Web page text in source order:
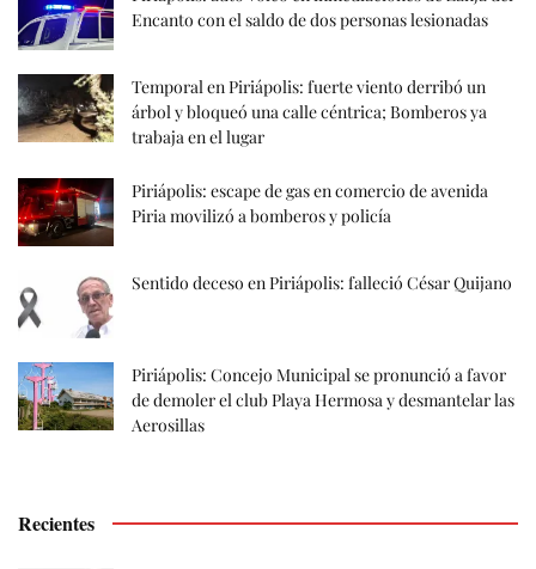
Encanto con el saldo de dos personas lesionadas
Temporal en Piriápolis: fuerte viento derribó un
árbol y bloqueó una calle céntrica; Bomberos ya
trabaja en el lugar
Piriápolis: escape de gas en comercio de avenida
Piria movilizó a bomberos y policía
Sentido deceso en Piriápolis: falleció César Quijano
Piriápolis: Concejo Municipal se pronunció a favor
de demoler el club Playa Hermosa y desmantelar las
Aerosillas
Recientes